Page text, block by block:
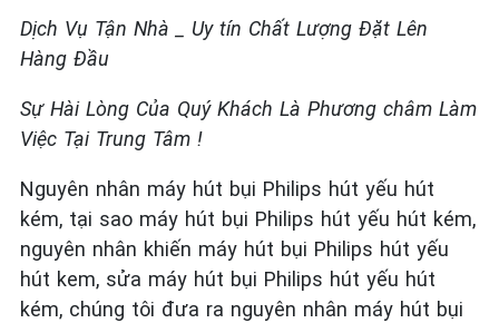
Dịch Vụ Tận Nhà _ Uy tín Chất Lượng Đặt Lên
Hàng Đầu
Sự Hài Lòng Của Quý Khách Là Phương châm Làm
Việc Tại Trung Tâm !
Nguyên nhân máy hút bụi Philips hút yếu hút
kém, tại sao máy hút bụi Philips hút yếu hút kém,
nguyên nhân khiến máy hút bụi Philips hút yếu
hút kem, sửa máy hút bụi Philips hút yếu hút
kém, chúng tôi đưa ra nguyên nhân máy hút bụi